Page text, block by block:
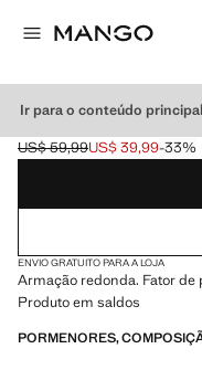
Ir para o conteúdo principal
ÓCULOS DE SOL
Preço inicial riscado [US$
US$ 59,99
Preço atual [US$ 39,99 ]
US$ 39,99-33%
Selecione uma cor
ENVIO GRATUITO PARA A LOJA
Armação redonda. Fator de
Produto em saldos
PORMENORES,